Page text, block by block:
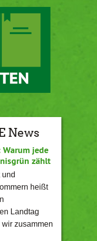
News
jede
zählt
und
heißt
Landtag
zusammen